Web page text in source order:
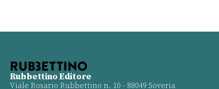
Rubbettino Editore
Viale Rosario Rubbettino n. 10 - 88049 Soveria